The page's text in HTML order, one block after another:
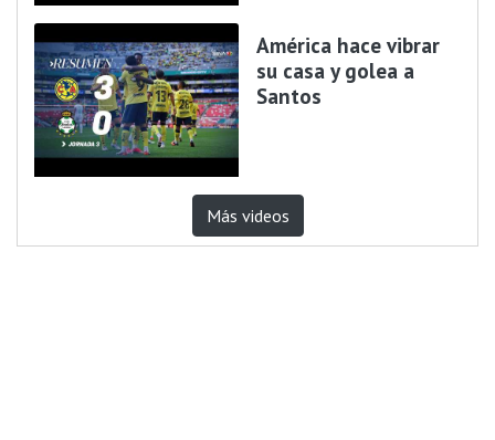
América hace vibrar
su casa y golea a
Santos
Más videos